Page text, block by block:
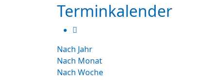
Terminkalender
Nach Jahr
Nach Monat
Nach Woche